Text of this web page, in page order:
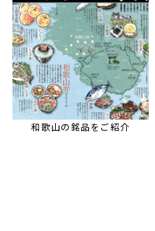
和歌山の銘品をご紹介